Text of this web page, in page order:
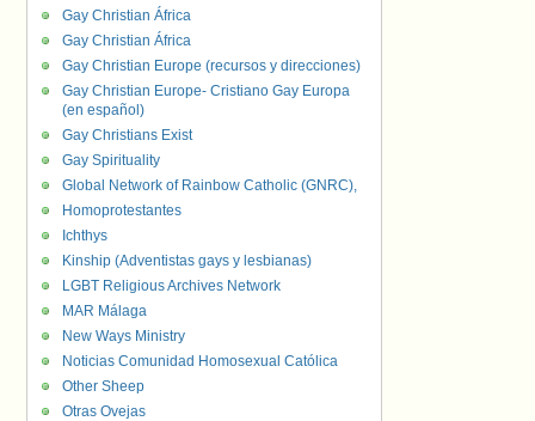
Gay Christian África
Gay Christian África
Gay Christian Europe (recursos y direcciones)
Gay Christian Europe- Cristiano Gay Europa
(en español)
Gay Christians Exist
Gay Spirituality
Global Network of Rainbow Catholic (GNRC),
Homoprotestantes
Ichthys
Kinship (Adventistas gays y lesbianas)
LGBT Religious Archives Network
MAR Málaga
New Ways Ministry
Noticias Comunidad Homosexual Católica
Other Sheep
Otras Ovejas